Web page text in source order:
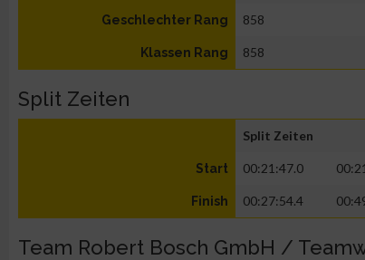
Geschlechter Rang 858
Klassen Rang 858
Split Zeiten
Split Zeiten
Start 00:21:47.0
Finish 00:27:54.4
Team Robert Bosch GmbH /